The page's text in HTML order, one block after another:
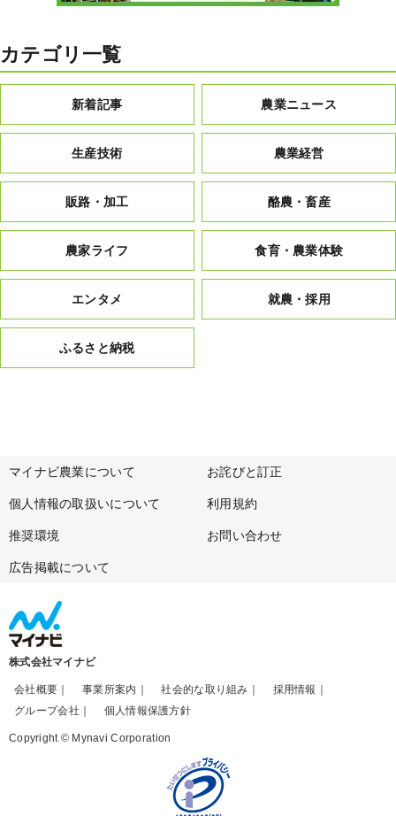
カテゴリ一覧
新着記事 農業ニュース
生産技術 農業経営
販路・加工 酪農・畜産
農家ライフ 食育・農業体験
エンタメ 就農・採用
ふるさと納税
マイナビ農業について お詫びと訂正
個人情報の取扱いについて 利用規約
推奨環境 お問い合わせ
広告掲載について
株式会社マイナビ
会社概要 事業所案内 社会的な取り組み
採用情報
グループ会社
個人情報保護方針
Copyright © Mynavi Corporation